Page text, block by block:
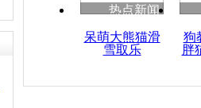
热点新闻
呆萌大熊猫滑
雪取乐
狗
胖